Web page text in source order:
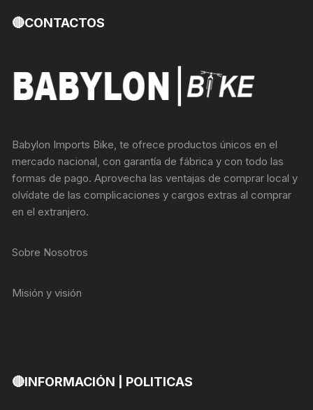
🔴CONTACTOS
Babylon Imports Bike, te ofrece productos únicos en el
mercado nacional, con garantía de fábrica y con todo las
formas de pago. Aprovecha las ventajas de comprar local y
olvídate de las complicaciones y cargos extras al comprar
en el extranjero.
Sobre Nosotros
Misión y visión
🔴INFORMACIÓN | POLITICAS